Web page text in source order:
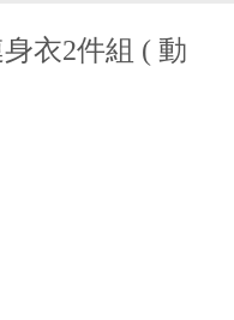
衣2件組 (動